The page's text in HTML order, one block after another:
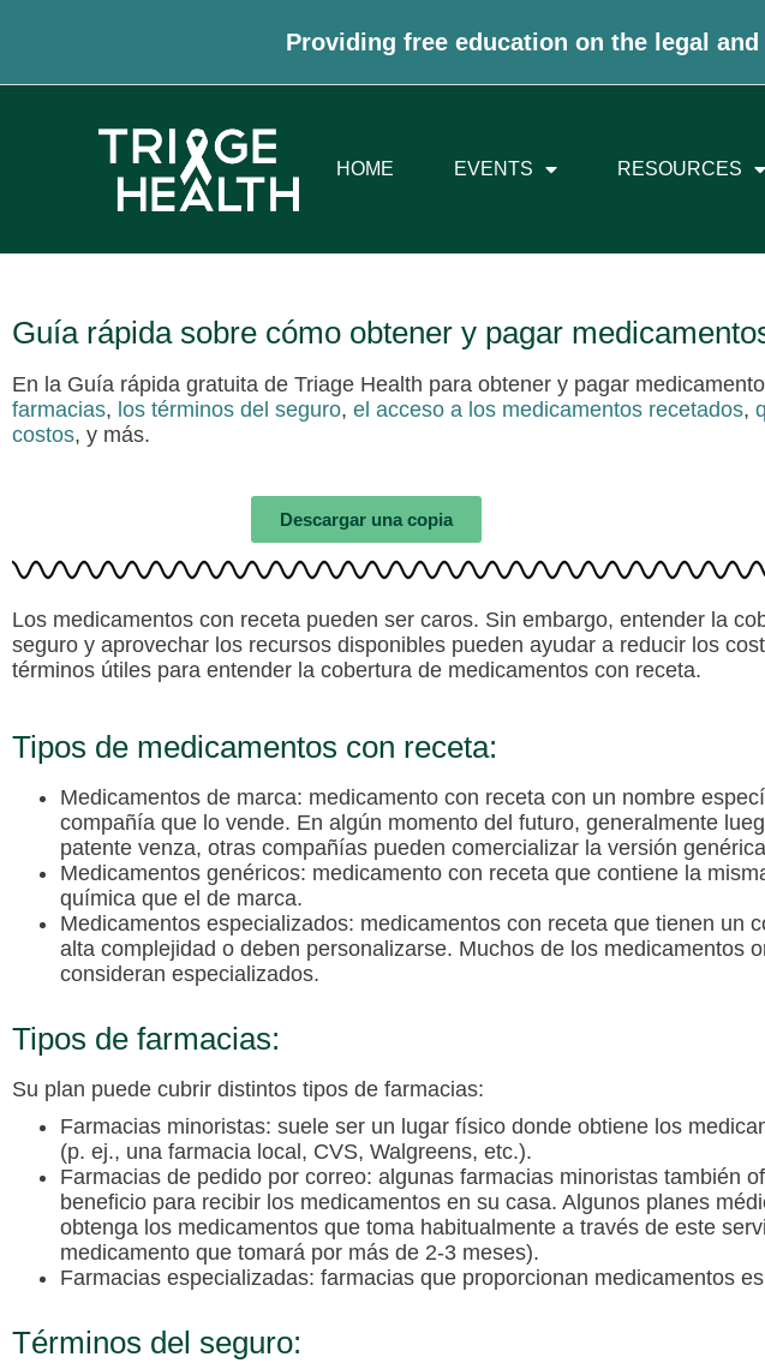
Providing free education on the legal
HOME EVENTS RESOURCES
Guía rápida sobre cómo obtener y pagar
En la Guía rápida gratuita de Triage Health para obtener y pagar
farmacias, los términos del seguro, el acceso a los medicamentos recetados,
costos, y más.
Descargar una copia
Los medicamentos con receta pueden ser caros. Sin embargo, entender la
seguro y aprovechar los recursos disponibles pueden ayudar a reducir los
términos útiles para entender la cobertura de medicamentos con receta.
Tipos de medicamentos con receta:
Medicamentos de marca: medicamento con receta con un nombre
compañía que lo vende. En algún momento del futuro, generalmente
patente venza, otras compañías pueden comercializar la versión
Medicamentos genéricos: medicamento con receta que contiene la
química que el de marca.
Medicamentos especializados: medicamentos con receta que tienen un
alta complejidad o deben personalizarse. Muchos de los medicamentos
consideran especializados.
Tipos de farmacias:
Su plan puede cubrir distintos tipos de farmacias:
Farmacias minoristas: suele ser un lugar físico donde obtiene los
(p. ej., una farmacia local, CVS, Walgreens, etc.).
Farmacias de pedido por correo: algunas farmacias minoristas también
beneficio para recibir los medicamentos en su casa. Algunos planes
obtenga los medicamentos que toma habitualmente a través de este
medicamento que tomará por más de 2-3 meses).
Farmacias especializadas: farmacias que proporcionan medicamentos
Términos del seguro: